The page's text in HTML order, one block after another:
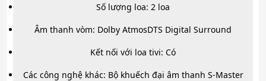
Số lượng loa: 2 loa
Âm thanh vòm: Dolby AtmosDTS Digital Surround
Kết nối với loa tivi: Có
Các công nghệ khác: Bộ khuếch đại âm thanh S-Master